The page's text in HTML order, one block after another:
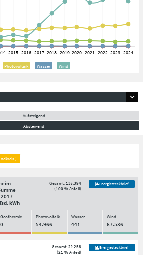
Photovoltaik Wasser Wind
Aufsteigend
Absteigend
)
2017
kWh
Gesamt: 138.394
(100 % Anteil)
Energiesteckbrief
Geothermie Photovoltaik Wasser Wind
0 54.966 441 67.536
Gesamt:29.258
(21 % Anteil)
Energiesteckbrief